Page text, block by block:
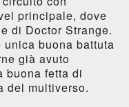
principale, dove
di Doctor Strange.
buona battuta
già avuto
buona fetta di
del multiverso.